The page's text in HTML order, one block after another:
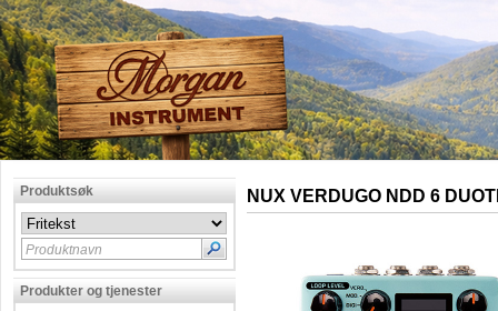
Produktsøk
Produktnavn
Produkter og tjenester
NUX VERDUGO NDD 6